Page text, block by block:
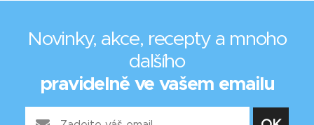
Novinky, akce, recepty a mnoho
dalšího
pravidelně ve vašem emailu